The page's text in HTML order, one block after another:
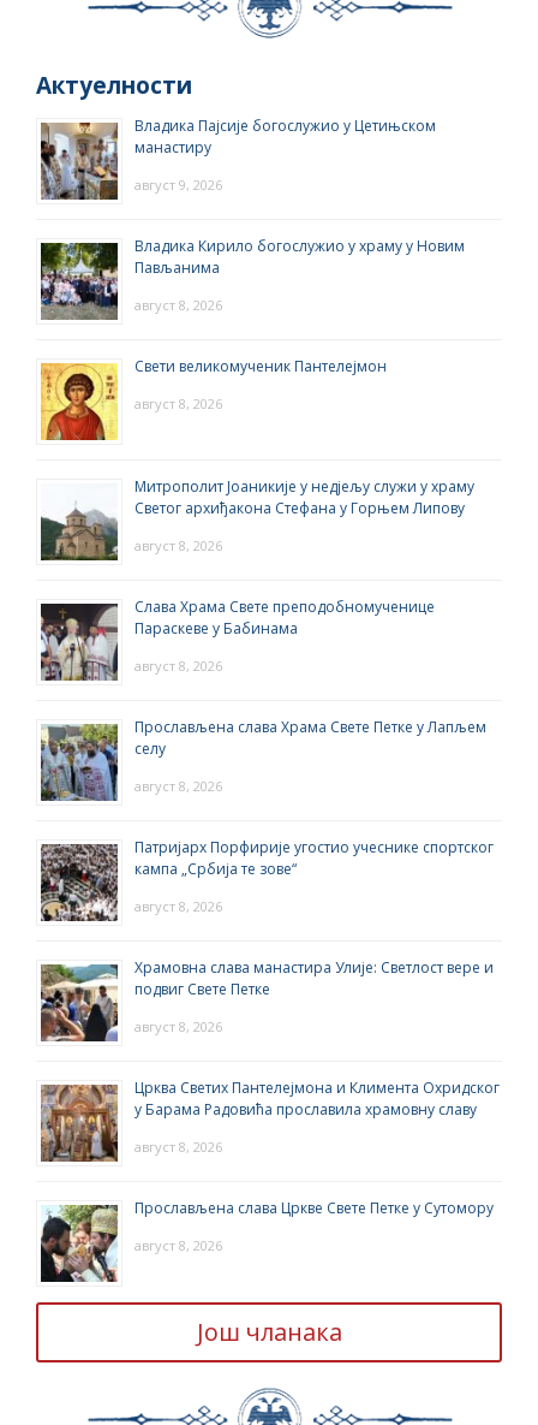
Актуелности
Владика Пајсије богослужио у Цетињском
манастиру
август 9, 2026
Владика Кирило богослужио у храму у Новим
Пављанима
август 8, 2026
Свети великомученик Пантелејмон
август 8, 2026
Митрополит Јоаникије у недјељу служи у храму
Светог архиђакона Стефана у Горњем Липову
август 8, 2026
Слава Храма Свете преподобномученице
Параскеве у Бабинама
август 8, 2026
Прослављена слава Храма Свете Петке у Лапљем
селу
август 8, 2026
Патријарх Порфирије угостио учеснике спортског
кампа „Србија те зове“
август 8, 2026
Храмовна слава манастира Улије: Светлост вере и
подвиг Свете Петке
август 8, 2026
Црква Светих Пантелејмона и Климента Охридског
у Барама Радовића прославила храмовну славу
август 8, 2026
Прослављена слава Цркве Свете Петке у Сутомору
август 8, 2026
Још чланака